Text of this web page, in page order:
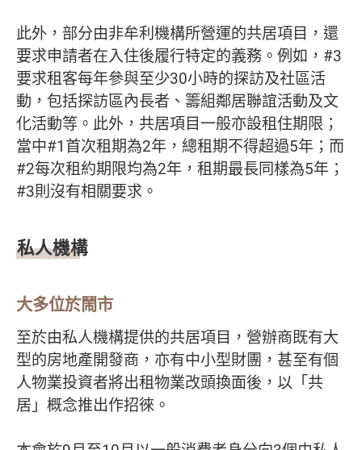
此外，部分由非牟利機構所營運的共居項目，還
要求申請者在入住後履行特定的義務。例如，#3
要求租客每年參與至少30小時的探訪及社區活
動，包括探訪區內長者、籌組鄰居聯誼活動及文
化活動等。此外，共居項目一般亦設租住期限；
當中#1首次租期為2年，總租期不得超過5年；而
#2每次租約期限均為2年，租期最長同樣為5年；
#3則沒有相關要求。
私人機構
大多位於鬧市
至於由私人機構提供的共居項目，營辦商既有大
型的房地產開發商，亦有中小型財團，甚至有個
人物業投資者將出租物業改頭換面後，以「共
居」概念推出作招徠。